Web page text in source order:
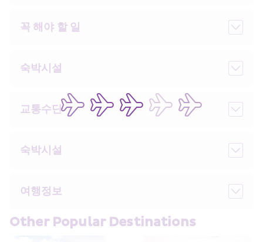
꼭 해야 할 일
숙박시설
교통수단
숙박시설
여행정보
Other Popular Destinations